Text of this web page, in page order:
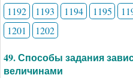
1192 1193 1194 1195
1201
1202
49. Способы задания
величинами